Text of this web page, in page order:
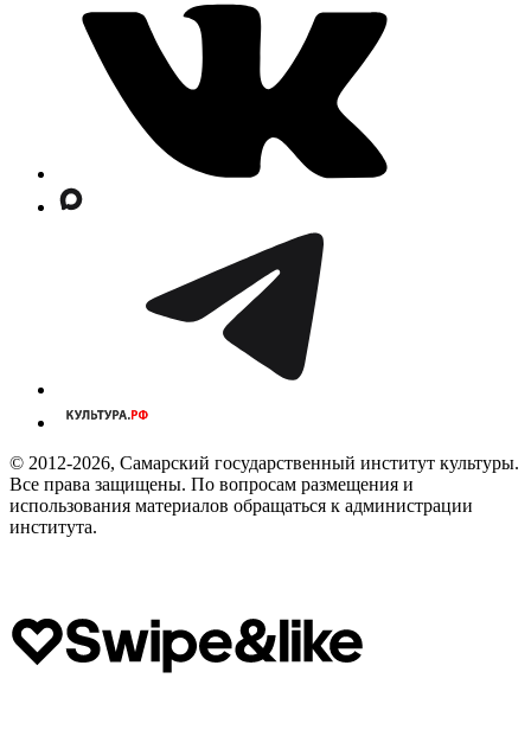
© 2012-2026, Самарский государственный институт культуры.
Все права защищены. По вопросам размещения и
использования материалов обращаться к администрации
института.